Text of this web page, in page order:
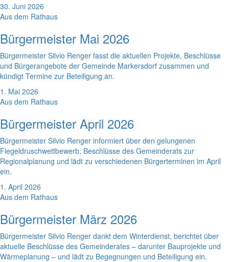
30. Juni 2026
Aus dem Rathaus
Bürgermeister Mai 2026
Bürgermeister Silvio Renger fasst die aktuellen Projekte, Beschlüsse
und Bürgerangebote der Gemeinde Markersdorf zusammen und
kündigt Termine zur Beteiligung an.
1. Mai 2026
Aus dem Rathaus
Bürgermeister April 2026
Bürgermeister Silvio Renger informiert über den gelungenen
Flegeldruschwettbewerb, Beschlüsse des Gemeinderats zur
Regionalplanung und lädt zu verschiedenen Bürgerterminen im April
ein.
1. April 2026
Aus dem Rathaus
Bürgermeister März 2026
Bürgermeister Silvio Renger dankt dem Winterdienst, berichtet über
aktuelle Beschlüsse des Gemeinderates – darunter Bauprojekte und
Wärmeplanung – und lädt zu Begegnungen und Beteiligung ein.